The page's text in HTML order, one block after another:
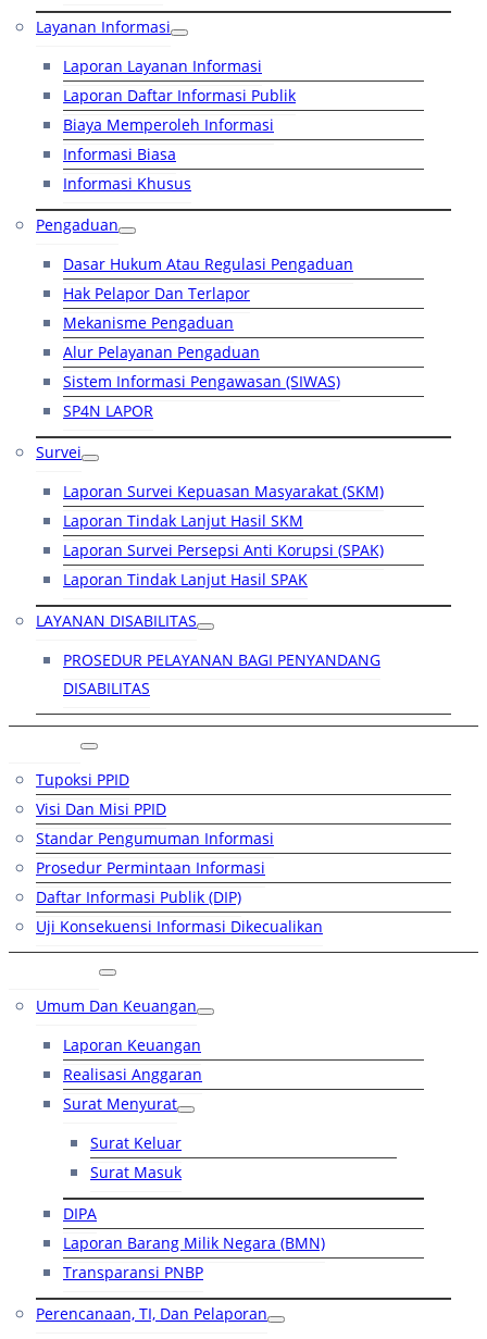
Layanan Informasi
Laporan Layanan Informasi
Laporan Daftar Informasi Publik
Biaya Memperoleh Informasi
Informasi Biasa
Informasi Khusus
Pengaduan
Dasar Hukum Atau Regulasi Pengaduan
Hak Pelapor Dan Terlapor
Mekanisme Pengaduan
Alur Pelayanan Pengaduan
Sistem Informasi Pengawasan (SIWAS)
SP4N LAPOR
Survei
Laporan Survei Kepuasan Masyarakat (SKM)
Laporan Tindak Lanjut Hasil SKM
Laporan Survei Persepsi Anti Korupsi (SPAK)
Laporan Tindak Lanjut Hasil SPAK
LAYANAN DISABILITAS
PROSEDUR PELAYANAN BAGI PENYANDANG
DISABILITAS
Tupoksi PPID
Visi Dan Misi PPID
Standar Pengumuman Informasi
Prosedur Permintaan Informasi
Daftar Informasi Publik (DIP)
Uji Konsekuensi Informasi Dikecualikan
Umum Dan Keuangan
Laporan Keuangan
Realisasi Anggaran
Surat Menyurat
Surat Keluar
Surat Masuk
DIPA
Laporan Barang Milik Negara (BMN)
Transparansi PNBP
Perencanaan, TI, Dan Pelaporan